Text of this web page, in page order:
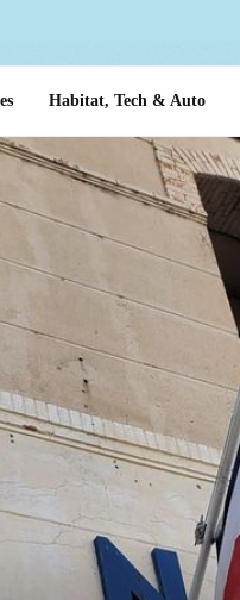
Habitat, Tech & Auto